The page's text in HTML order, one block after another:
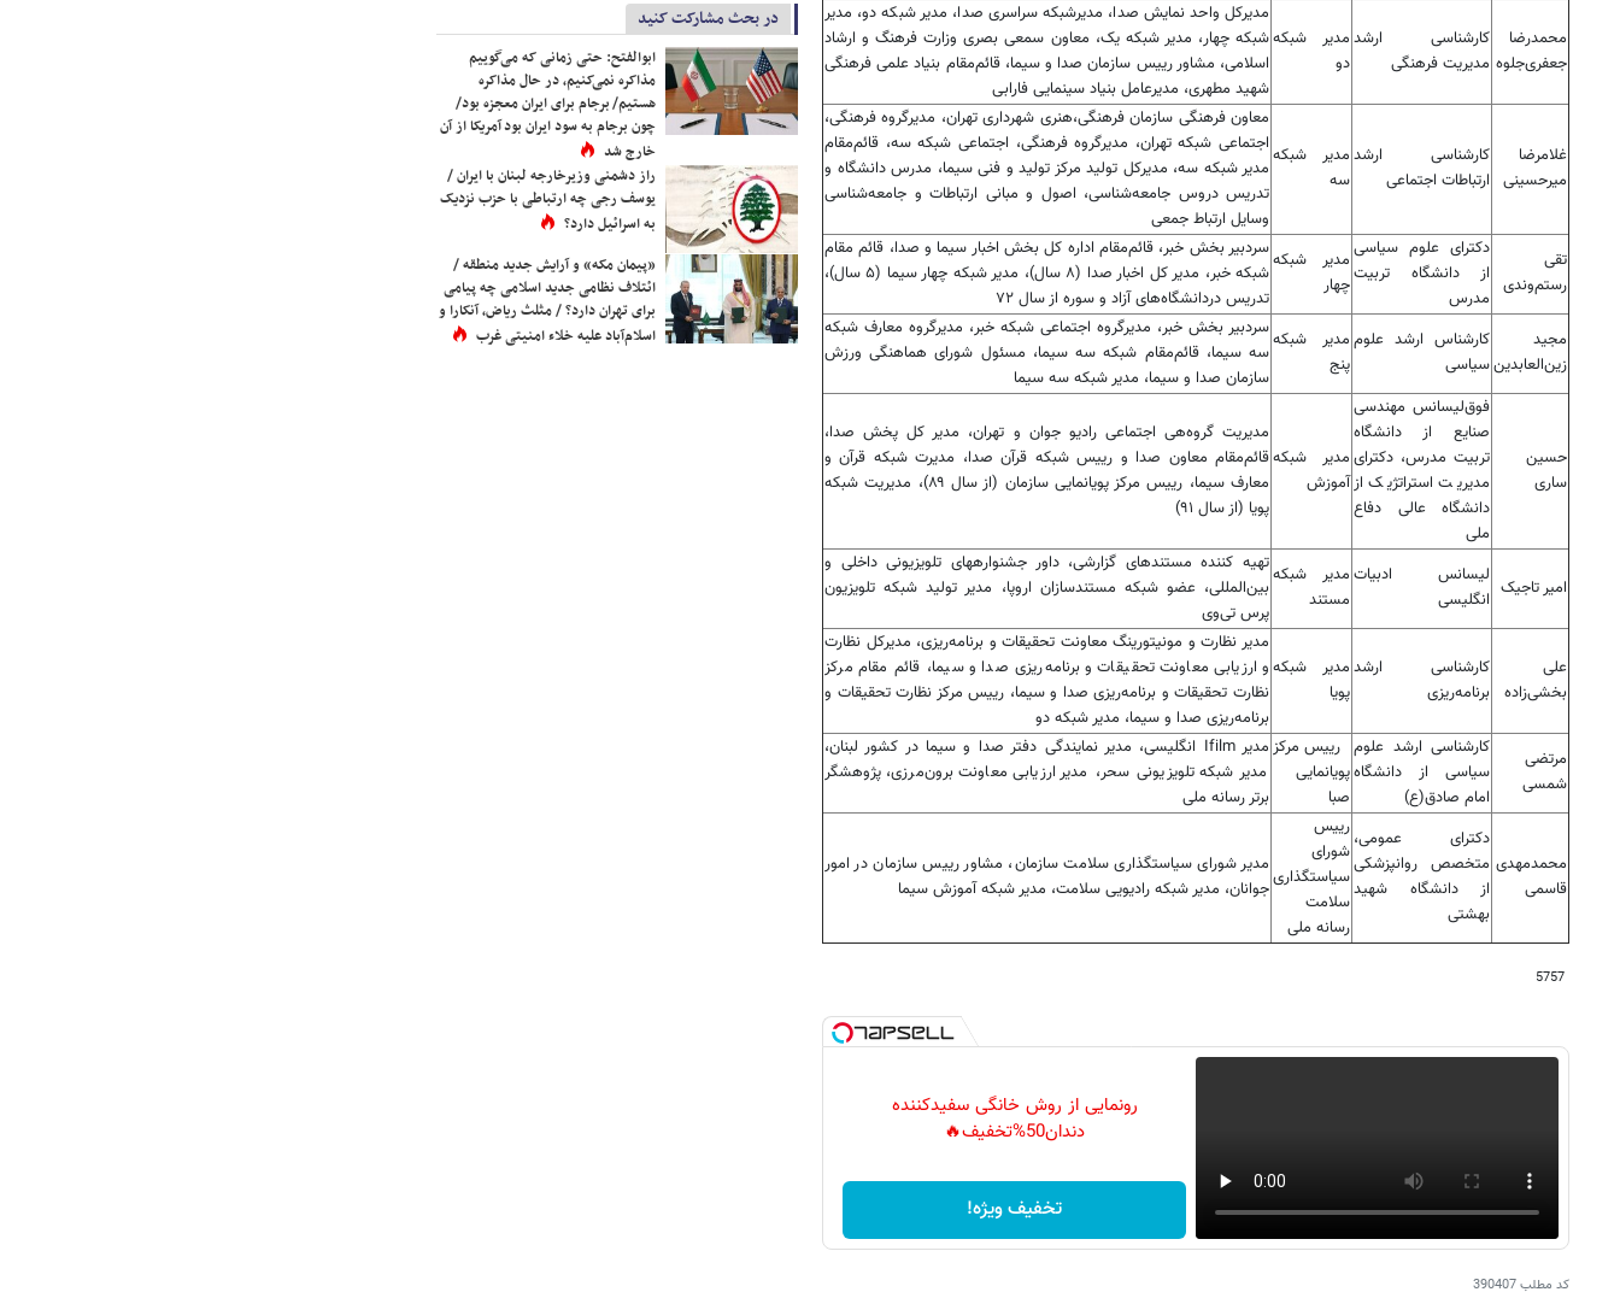
محمدرضا
جعفری‌جلوه
کارشناسی ارشد
مدیریت فرهنگی
مدیر شبکه
دو
مدیرکل واحد نمایش صدا، مدیرشبکه سراسری صدا، مدیر شبکه دو، مدیر
شبکه چهار، مدیر شبکه یک، معاون سمعی بصری وزارت فرهنگ و ارشاد
اسلامی، مشاور رییس سازمان صدا و سیما، قائم‌مقام بنیاد علمی فرهنگی
شهید مطهری، مدیرعامل بنیاد سینمایی فارابی
غلامرضا
میرحسینی
کارشناسی ارشد
ارتباطات اجتماعی
مدیر شبکه
سه
معاون فرهنگی سازمان فرهنگی،هنری شهرداری تهران، مدیرگروه فرهنگی،
اجتماعی شبکه تهران، مدیرگروه فرهنگی، اجتماعی شبکه سه، قائم‌مقام
مدیر شبکه سه، مدیرکل تولید مرکز تولید و فنی سیما، مدرس دانشگاه و
تدریس دروس جامعه‌‌شناسی، اصول و مبانی ارتباطات و جامعه‌شناسی
وسایل ارتباط جمعی
تقی
رستم‌وندی
دکترای علوم سیاسی
از دانشگاه تربیت
مدرس
مدیر شبکه
چهار
سردبیر بخش خبر، قائم‌مقام اداره کل بخش اخبار سیما و صدا، قائم مقام
شبکه خبر، مدیر کل اخبار صدا (۸ سال)، مدیر شبکه چهار سیما (۵ سال)،
تدریس دردانشگاه‌های آزاد و سوره از سال ۷۲
مجید
زین‌العابدین
کارشناس ارشد علوم
سیاسی
مدیر شبکه
پنج
سردبیر بخش خبر، مدیرگروه اجتماعی شبکه خبر، مدیرگروه معارف شبکه
سه سیما، قائم‌مقام شبکه سه سیما، مسئول شورای هماهنگی ورزش
سازمان صدا و سیما، مدیر شبکه سه سیما
حسین
ساری
فوق‌لیسانس مهندسی
صنایع از دانشگاه
تربیت مدرس، دکترای
مدیریت استراتژیک از
دانشگاه عالی دفاع
ملی
مدیر شبکه
آموزش
مدیریت گروه‌هی اجتماعی رادیو جوان و تهران، مدیر کل پخش صدا،
قائم‌مقام معاون صدا و رییس شبکه قرآن صدا، مدیرت شبکه قرآن و
معارف سیما، رییس مرکز پویانمایی سازمان (از سال ۸۹)، مدیریت شبکه
پویا (از سال ۹۱)
امیر تاجیک
لیسانس ادبیات
انگلیسی
مدیر شبکه
مستند
تهیه کننده مستندهای گزارشی، داور جشنوارههای تلویزیونی داخلی و
بین‌المللی، عضو شبکه مستندسازان اروپا، مدیر تولید شبکه تلویزیون
پرس تی‌وی
علی
بخشی‌زاده
کارشناسی ارشد
برنامه‌ریزی
مدیر شبکه
پویا
مدیر نظارت و مونیتورینگ معاونت تحقیقات و برنامه‌ریزی، مدیرکل نظارت
و ارزیابی معاونت تحقیقات و برنامه‌ریزی صدا و سیما، قائم مقام مرکز
نظارت تحقیقات و برنامه‌ریزی صدا و سیما، رییس مرکز نظارت تحقیقات و
برنامه‌ریزی صدا و سیما، مدیر شبکه دو
مرتضی
شمسی
کارشناسی ارشد علوم
سیاسی از دانشگاه
امام صادق(ع)
رییس مرکز
پویانمایی
صبا
مدیر Ifilm انگلیسی، مدیر نمایندگی دفتر صدا و سیما در کشور لبنان،
مدیر شبکه تلویزیونی سحر، مدیر ارزیابی معاونت برون‌مرزی، پژوهشگر
برتر رسانه ملی
محمدمهدی
قاسمی
دکترای عمومی،
متخصص روانپزشکی
از دانشگاه شهید
بهشتی
رییس
شورای
سیاستگذاری
سلامت
رسانه ملی
مدیر شورای سیاستگذاری سلامت سازمان، مشاور رییس سازمان در امور
جوانان، مدیر شبکه رادیویی سلامت، مدیر شبکه آموزش سیما
5757
رونمایی از روش خانگی سفیدکننده
دندان50%تخفیف🔥
تخفیف ویژه!
کد مطلب390407
در بحث مشارکت کنید
ابوالفتح: حتی زمانی که می‌گوییم
مذاکره نمی‌کنیم، در حال مذاکره
هستیم/ برجام برای ایران معجزه بود/
چون برجام به سود ایران بود آمریکا از آن
خارج شد
راز دشمنی وزیرخارجه لبنان با ایران /
یوسف رجی چه ارتباطی با حزب نزدیک
به اسرائیل دارد؟
«پیمان مکه» و آرایش جدید منطقه /
ائتلاف نظامی جدید اسلامی چه پیامی
برای تهران دارد؟ / مثلث ریاض، آنکارا و
اسلام‌آباد علیه خلاء امنیتی غرب